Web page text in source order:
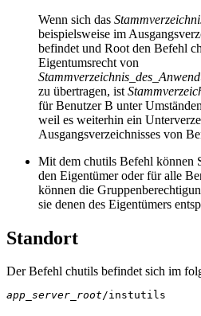
Wenn sich das
beispielsweise im
befindet und Root den Befehl
Eigentumsrecht von
zu übertragen, ist
für Benutzer B unter
weil es weiterhin ein
Ausgangsverzeichnisses von
Mit dem chutils Befehl können
den Eigentümer oder für alle
können die
sie denen des Eigentümers
Standort
Der Befehl chutils befindet sich im
app_server_root/instutils